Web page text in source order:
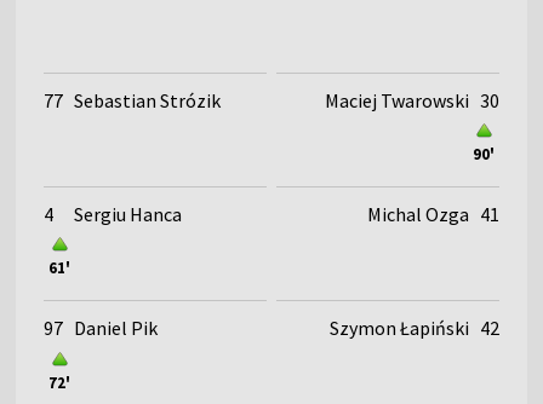
77 Sebastian Strózik
4 Sergiu Hanca
61'
97 Daniel Pik
72'
90'
Maciej Twarowski 30
Michal Ozga 41
Szymon Łapiński 42